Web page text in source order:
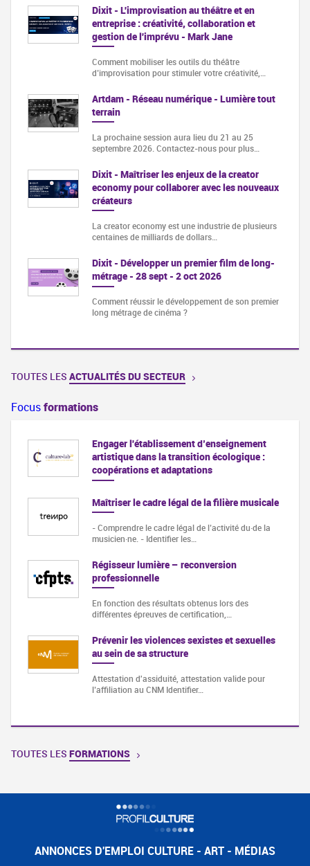
Dixit - L'improvisation au théâtre et en
entreprise : créativité, collaboration et
gestion de l'imprévu - Mark Jane
Comment mobiliser les outils du théâtre
d’improvisation pour stimuler votre créativité,…
Artdam - Réseau numérique - Lumière tout
terrain
La prochaine session aura lieu du 21 au 25
septembre 2026. Contactez-nous pour plus…
Dixit - Maîtriser les enjeux de la creator
economy pour collaborer avec les nouveaux
créateurs
La creator economy est une industrie de plusieurs
centaines de milliards de dollars…
Dixit - Développer un premier film de long-
métrage - 28 sept - 2 oct 2026
Comment réussir le développement de son premier
long métrage de cinéma ?
TOUTES LES ACTUALITÉS DU SECTEUR
Focusformations
Engager l'établissement d’enseignement
artistique dans la transition écologique :
coopérations et adaptations
Maîtriser le cadre légal de la filière musicale
- Comprendre le cadre légal de l’activité du·de la
musicien·ne. - Identifier les…
Régisseur lumière – reconversion
professionnelle
En fonction des résultats obtenus lors des
différentes épreuves de certification,…
Prévenir les violences sexistes et sexuelles
au sein de sa structure
Attestation d'assiduité, attestation valide pour
l’affiliation au CNM Identifier…
TOUTES LES FORMATIONS
ANNONCES D'EMPLOI CULTURE - ART - MÉDIAS